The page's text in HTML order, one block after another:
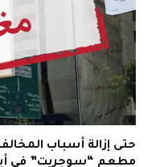
حتى إزالة أسباب
مطعم “سوجريت” في